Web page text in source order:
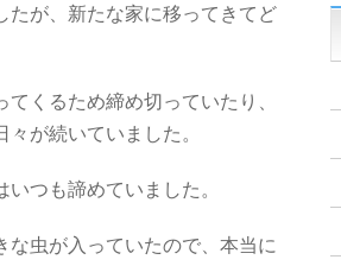
たが、新たな家に移ってきてど
くるため締め切っていたり、
が続いていました。
つも諦めていました。
虫が入っていたので、本当に